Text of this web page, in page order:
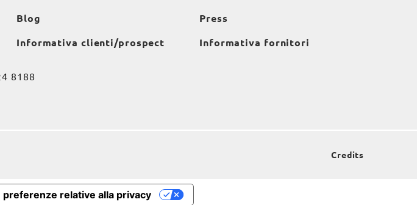
Blog
Informativa clienti/prospect
Press
Informativa fornitori
8188
Credits
preferenze relative alla privacy